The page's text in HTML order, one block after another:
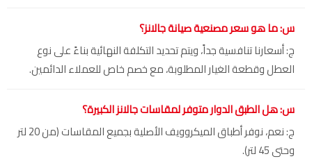
س: ما هو سعر مصنعية صيانة جالانز؟
ج: أسعارنا تنافسية جداً، ويتم تحديد التكلفة النهائية بناءً على نوع
العطل وقطعة الغيار المطلوبة، مع خصم خاص للعملاء الدائمين.
س: هل الطبق الدوار متوفر لمقاسات جالانز الكبيرة؟
ج: نعم، نوفر أطباق الميكروويف الأصلية بجميع المقاسات (من 20 لتر
وحتى 45 لتر).